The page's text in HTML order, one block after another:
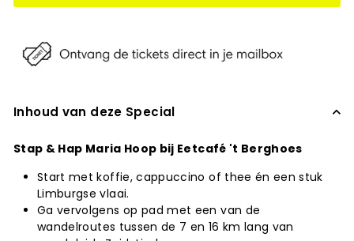
Inhoud van deze Special
Stap & Hap Maria Hoop bij Eetcafé 't Berghoes
Start met koffie, cappuccino of thee én een stuk
Limburgse vlaai.
Ga vervolgens op pad met een van de
wandelroutes tussen de 7 en 16 km lang van